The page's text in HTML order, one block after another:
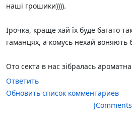
наші грошики)))).
Ірочка, краще хай їх буде багато
гаманцях, а комусь нехай воняють
Ото секта в нас зібралась
Ответить
Обновить список комментариев
JComments